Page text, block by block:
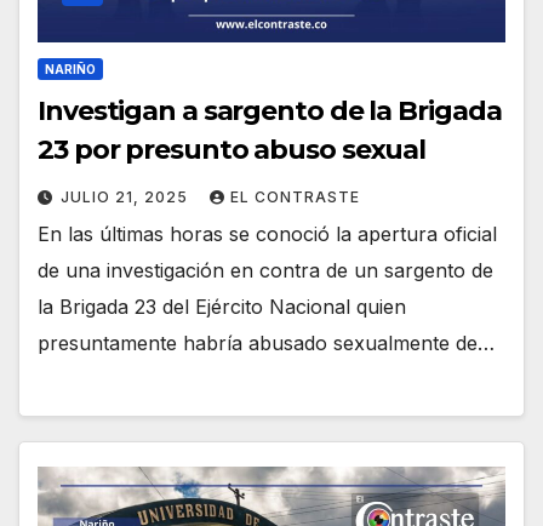
NARIÑO
Investigan a sargento de la Brigada
23 por presunto abuso sexual
JULIO 21, 2025 EL CONTRASTE
En las últimas horas se conoció la apertura oficial
de una investigación en contra de un sargento de
la Brigada 23 del Ejército Nacional quien
presuntamente habría abusado sexualmente de…